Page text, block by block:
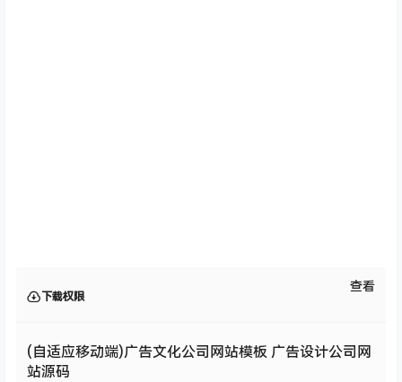
下载权限
查看
(自适应移动端)广告文化公司网站模板 广告设计公司网
站源码